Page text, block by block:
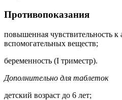
Противопоказания
повышенная чувствительность
вспомогательных веществ;
беременность (I триместр).
Дополнительно для таблеток
детский возраст до 6 лет;